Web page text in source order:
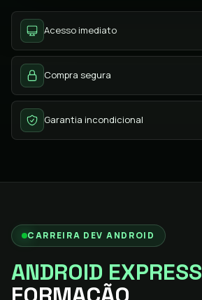
Acesso imediato
Compra segura
Garantia incondicional
CARREIRA DEV ANDROID
ANDROID EXPRESS